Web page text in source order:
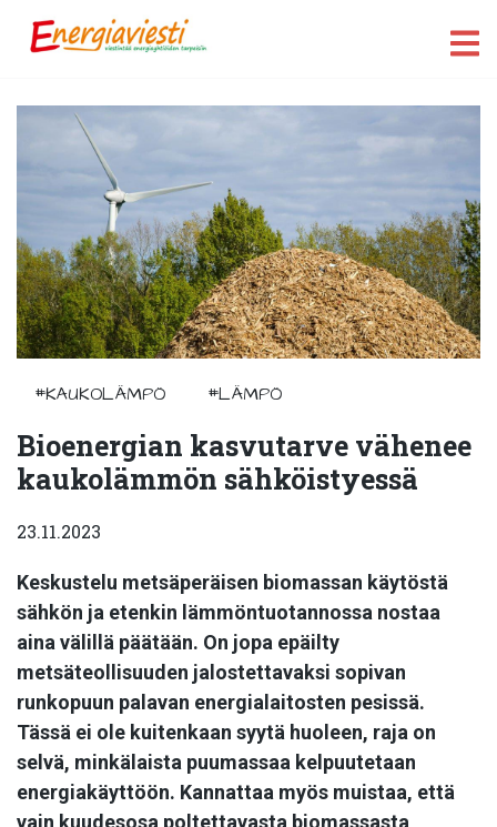
#KAUKOLÄMPÖ #LÄMPÖ
Bioenergian kasvutarve vähenee
kaukolämmön sähköistyessä
23.11.2023
Keskustelu metsäperäisen biomassan käytöstä
sähkön ja etenkin lämmöntuotannossa nostaa
aina välillä päätään. On jopa epäilty
metsäteollisuuden jalostettavaksi sopivan
runkopuun palavan energialaitosten pesissä.
Tässä ei ole kuitenkaan syytä huoleen, raja on
selvä, minkälaista puumassaa kelpuutetaan
energiakäyttöön. Kannattaa myös muistaa, että
vain kuudesosa poltettavasta biomassasta